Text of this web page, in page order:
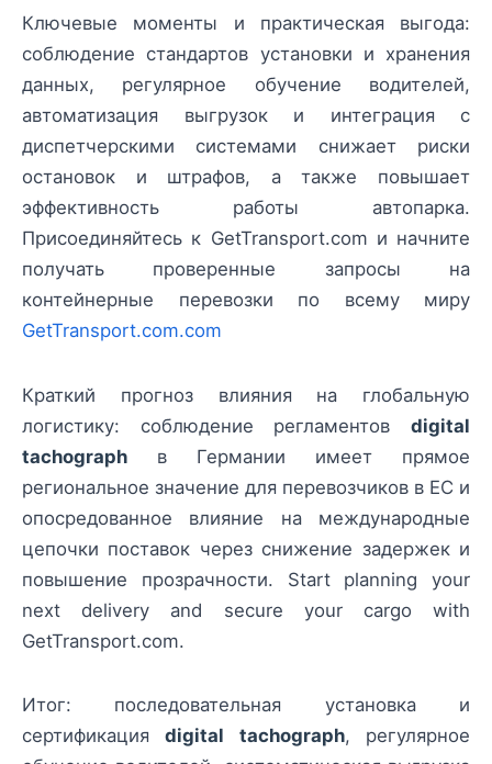
Ключевые моменты и практическая выгода:
соблюдение стандартов установки и хранения
данных, регулярное обучение водителей,
автоматизация выгрузок и интеграция с
диспетчерскими системами снижает риски
остановок и штрафов, а также повышает
эффективность работы автопарка.
Присоединяйтесь к GetTransport.com и начните
получать проверенные запросы на
контейнерные перевозки по всему миру
GetTransport.com.com
Краткий прогноз влияния на глобальную
логистику: соблюдение регламентов digital
tachograph в Германии имеет прямое
региональное значение для перевозчиков в ЕС и
опосредованное влияние на международные
цепочки поставок через снижение задержек и
повышение прозрачности. Start planning your
next delivery and secure your cargo with
GetTransport.com.
Итог: последовательная установка и
сертификацияdigital tachograph, регулярное